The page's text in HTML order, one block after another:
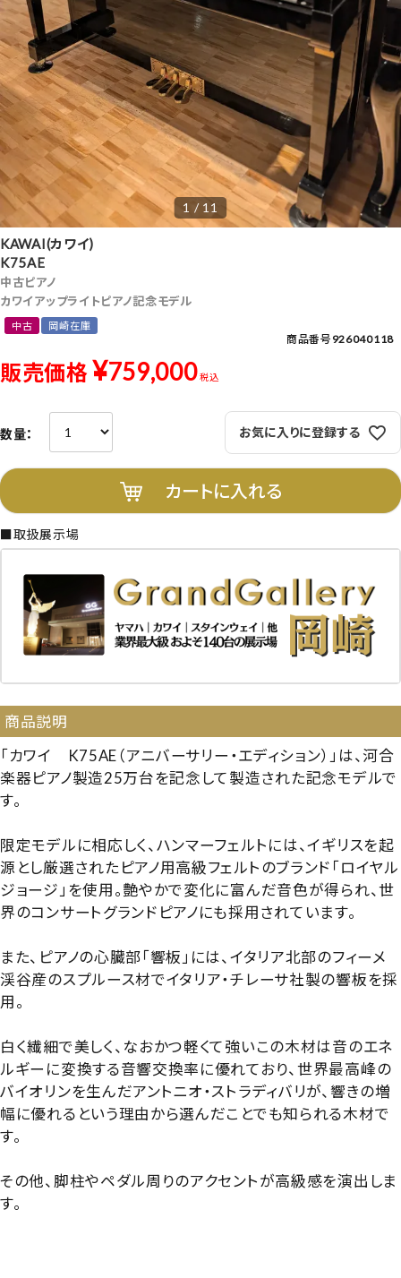
1 / 11
KAWAI(カワイ)
K75AE
中古ピアノ
カワイアップライトピアノ記念モデル
中古 岡崎在庫
商品番号 926040118
販売価格 ¥759,000 税込
お気に入りに登録する
カートに入れる
■取扱展示場
商品説明
「カワイ K75AE（アニバーサリー・エディション）」は、河合
楽器ピアノ製造25万台を記念して製造された記念モデルで
す。
限定モデルに相応しく、ハンマーフェルトには、イギリスを起
源とし厳選されたピアノ用高級フェルトのブランド「ロイヤル
ジョージ」を使用。艶やかで変化に富んだ音色が得られ、世
界のコンサートグランドピアノにも採用されています。
また、ピアノの心臓部「響板」には、イタリア北部のフィーメ
渓谷産のスプルース材でイタリア・チレーサ社製の響板を採
用。
白く繊細で美しく、なおかつ軽くて強いこの木材は音のエネ
ルギーに変換する音響交換率に優れており、世界最高峰の
バイオリンを生んだアントニオ・ストラディバリが、響きの増
幅に優れるという理由から選んだことでも知られる木材で
す。
その他、脚柱やペダル周りのアクセントが高級感を演出しま
す。